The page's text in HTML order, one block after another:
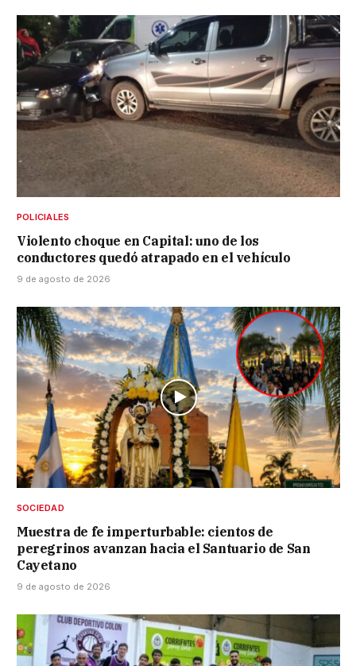
POLICIALES
Violento choque en Capital: uno de los
conductores quedó atrapado en el vehículo
9 de agosto de 2026
SOCIEDAD
Muestra de fe imperturbable: cientos de
peregrinos avanzan hacia el Santuario de San
Cayetano
9 de agosto de 2026